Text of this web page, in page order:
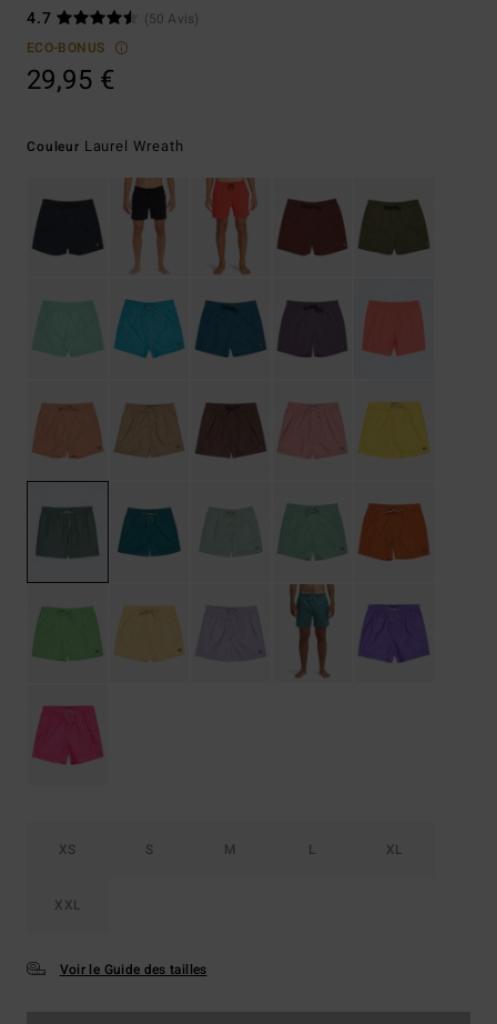
4.7
(50 Avis)
ECO-BONUS
29,95 €
Couleur Laurel Wreath
XS S M L XL
XXL
Voir le Guide des tailles